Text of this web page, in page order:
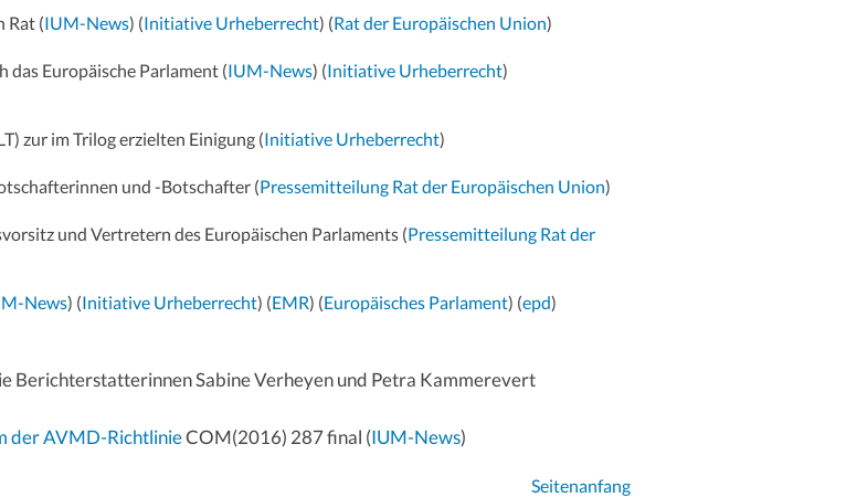
Rat (IUM-News) (Initiative Urheberrecht) (Rat der Europäischen Union)
das Europäische Parlament (IUM-News) (Initiative Urheberrecht)
zur im Trilog erzielten Einigung (Initiative Urheberrecht)
und -Botschafter (Pressemitteilung Rat der Europäischen Union)
und Vertretern des Europäischen Parlaments (Pressemitteilung Rat der
News) (Initiative Urheberrecht) (EMR) (Europäisches Parlament) (epd)
Berichterstatterinnen Sabine Verheyen und Petra Kammerevert
der AVMD-RichtlinieCOM(2016) 287 final (IUM-News)
Seitenanfang